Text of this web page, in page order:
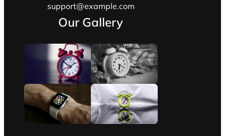
support@example.com
Our Gallery